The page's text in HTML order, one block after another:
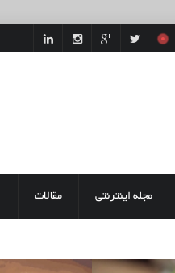
مجله اینترنتی مقالات